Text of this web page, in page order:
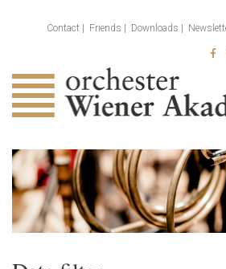
Contact Friends Downloads